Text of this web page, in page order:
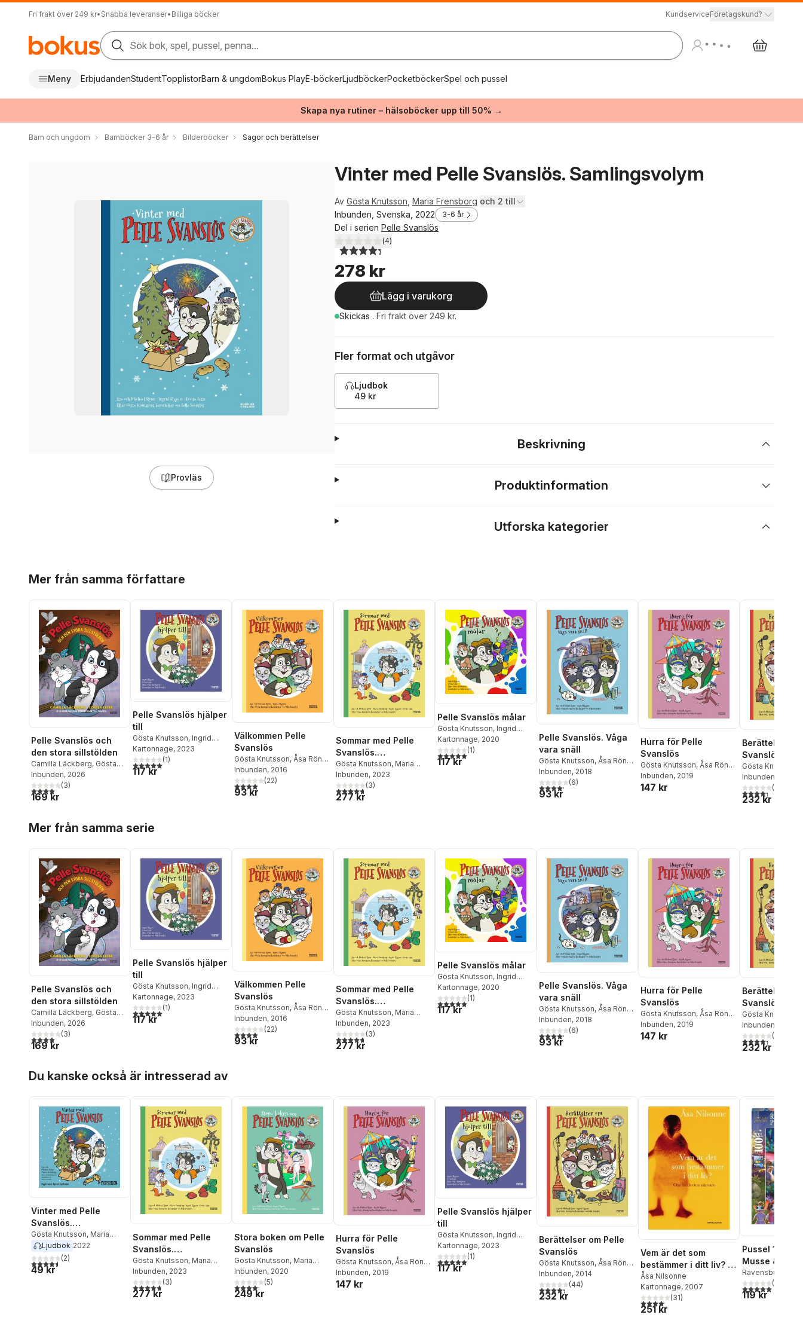
Fri frakt över 249 kr• Snabba leveranser• Billiga böcker KundserviceFöretagskund?
Sök bok, spel, pussel, penna...
Meny ErbjudandenStudentTopplistorBarn & ungdomBokus PlayE-böckerLjudböckerPocketböckerSpel och pussel
Skapa nya rutiner – hälsoböcker upp till 50% →
Barn och ungdom Barnböcker 3-6 år Bilderböcker Sagor och berättelser
Provläs
Vinter med Pelle Svanslös. Samlingsvolym
Av Gösta Knutsson Maria Frensborg och 2 till
Inbunden, Svenska, 2022
3-6 år
Del i serien Pelle Svanslös
4,3utav 5 stjärnor. Totalt antal röster:
(4)
278 kr
Lägg i varukorg
Skickas . Fri frakt över 249 kr.
Fler format och utgåvor
Ljudbok
49 kr
Beskrivning
Produktinformation
Utforska kategorier
Mer från samma författare
Pelle Svanslös och
den stora sillstölden
Camilla Läckberg, Gösta
Knutsson
Inbunden, 2026
4,0utav 5 stjärnor. Totalt antal röster:
(3)
169 kr
Pelle Svanslös hjälper
till
Gösta Knutsson, Ingrid
Flygare
Kartonnage, 2023
5,0utav 5 stjärnor. Totalt antal röster:
(1)
117 kr
Välkommen Pelle
Svanslös
Gösta Knutsson, Åsa Rönn ,
Michael Rönn
Inbunden, 2016
3,9utav 5 stjärnor. Totalt antal röster:
(22)
93 kr
Sommar med Pelle
Svanslös.
Samlingsvolym
Gösta Knutsson, Maria
Frensborg ,Åsa Rönn
Michael Rönn
Inbunden, 2023
4,7utav 5 stjärnor. Totalt antal röster:
(3)
277 kr
Pelle Svanslös målar
Gösta Knutsson, Ingrid
Flygare
Kartonnage, 2020
5,0utav 5 stjärnor. Totalt antal röster:
(1)
117 kr
Pelle Svanslös. Våga
vara snäll
Gösta Knutsson, Åsa Rönn ,
Michael Rönn
Inbunden, 2018
4,2utav 5 stjärnor. Totalt antal röster:
(6)
93 kr
Hurra för Pelle
Svanslös
Gösta Knutsson, Åsa Rönn ,
Michael Rönn
Inbunden, 2019
147 kr
Berättelser
Svanslös
Gösta Knutsson
Michael Rönn
Inbunden
4,3utav 5(
232 kr
Mer från samma serie
Pelle Svanslös och
den stora sillstölden
Camilla Läckberg, Gösta
Knutsson
Inbunden, 2026
4,0utav 5 stjärnor. Totalt antal röster:
(3)
169 kr
Pelle Svanslös hjälper
till
Gösta Knutsson, Ingrid
Flygare
Kartonnage, 2023
5,0utav 5 stjärnor. Totalt antal röster:
(1)
117 kr
Välkommen Pelle
Svanslös
Gösta Knutsson, Åsa Rönn ,
Michael Rönn
Inbunden, 2016
3,9utav 5 stjärnor. Totalt antal röster:
(22)
93 kr
Sommar med Pelle
Svanslös.
Samlingsvolym
Gösta Knutsson, Maria
Frensborg ,Åsa Rönn
Michael Rönn
Inbunden, 2023
4,7utav 5 stjärnor. Totalt antal röster:
(3)
277 kr
Pelle Svanslös målar
Gösta Knutsson, Ingrid
Flygare
Kartonnage, 2020
5,0utav 5 stjärnor. Totalt antal röster:
(1)
117 kr
Pelle Svanslös. Våga
vara snäll
Gösta Knutsson, Åsa Rönn ,
Michael Rönn
Inbunden, 2018
4,2utav 5 stjärnor. Totalt antal röster:
(6)
93 kr
Hurra för Pelle
Svanslös
Gösta Knutsson, Åsa Rönn ,
Michael Rönn
Inbunden, 2019
147 kr
Berättelser
Svanslös
Gösta Knutsson
Michael Rönn
Inbunden
4,3utav 5(
232 kr
Du kanske också är intresserad av
Vinter med Pelle
Svanslös.
Samlingsvolym
Gösta Knutsson, Maria
Frensborg, Åsa Rönn
Michael Rönn
Ljudbok 2022
4,5utav 5 stjärnor. Totalt antal röster:
(2)
49 kr
Sommar med Pelle
Svanslös.
Samlingsvolym
Gösta Knutsson, Maria
Frensborg ,Åsa Rönn
Michael Rönn
Inbunden, 2023
4,7utav 5 stjärnor. Totalt antal röster:
(3)
277 kr
Stora boken om Pelle
Svanslös
Gösta Knutsson, Maria
Frensborg ,Åsa Rönn
Michael Rönn
Inbunden, 2020
4,2utav 5 stjärnor. Totalt antal röster:
(5)
249 kr
Hurra för Pelle
Svanslös
Gösta Knutsson, Åsa Rönn ,
Michael Rönn
Inbunden, 2019
147 kr
Pelle Svanslös hjälper
till
Gösta Knutsson, Ingrid
Flygare
Kartonnage, 2023
5,0utav 5 stjärnor. Totalt antal röster:
(1)
117 kr
Berättelser om Pelle
Svanslös
Gösta Knutsson, Åsa Rönn ,
Michael Rönn
Inbunden, 2014
4,3utav 5 stjärnor. Totalt antal röster:
(44)
232 kr
Vem är det som
bestämmer i ditt liv? :
om medveten närvaro
Åsa Nilsonne
Kartonnage, 2007
4,1utav 5 stjärnor. Totalt antal röster:
(31)
251 kr
Pussel 100
Musse &
Magiska
Ravensburger
5,0utav 5(
119 kr